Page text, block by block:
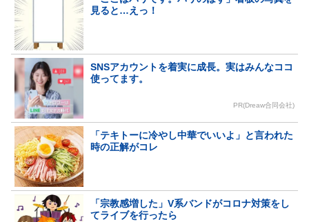
見ると…えっ！
SNSアカウントを着実に成長。実はみんなココ
使ってます。
PR(Dreaw合同会社)
「テキトーに冷やし中華でいいよ」と言われた
時の正解がコレ
「宗教感増した」V系バンドがコロナ対策をし
てライブを行ったら